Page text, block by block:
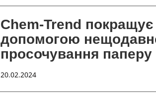
Chem-Trend
допомогою
просочування паперу
20.02.2024